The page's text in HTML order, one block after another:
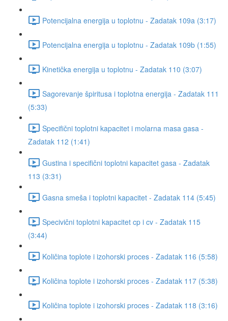
Potencijalna energija u toplotnu - Zadatak 109a (3:17)
Potencijalna energija u toplotnu - Zadatak 109b (1:55)
Kinetička energija u toplotnu - Zadatak 110 (3:07)
Sagorevanje špiritusa i toplotna energija - Zadatak 111
(5:33)
Specifični toplotni kapacitet i molarna masa gasa -
Zadatak 112 (1:41)
Gustina i specifični toplotni kapacitet gasa - Zadatak
113 (3:31)
Gasna smeša i toplotni kapacitet - Zadatak 114 (5:45)
Specivični toplotni kapacitet cp i cv - Zadatak 115
(3:44)
Količina toplote i izohorski proces - Zadatak 116 (5:58)
Količina toplote i izohorski proces - Zadatak 117 (5:38)
Količina toplote i izohorski proces - Zadatak 118 (3:16)